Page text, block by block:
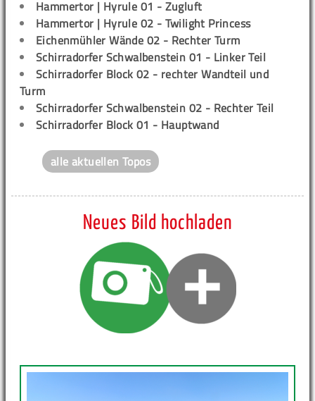
Hammertor | Hyrule 01 - Zugluft
Hammertor | Hyrule 02 - Twilight Princess
Eichenmühler Wände 02 - Rechter Turm
Schirradorfer Schwalbenstein 01 - Linker Teil
Schirradorfer Block 02 - rechter Wandteil und
Turm
Schirradorfer Schwalbenstein 02 - Rechter Teil
Schirradorfer Block 01 - Hauptwand
alle aktuellen Topos
Neues Bild hochladen